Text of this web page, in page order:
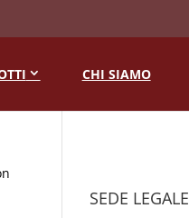
CHI SIAMO
SEDE LEGALE